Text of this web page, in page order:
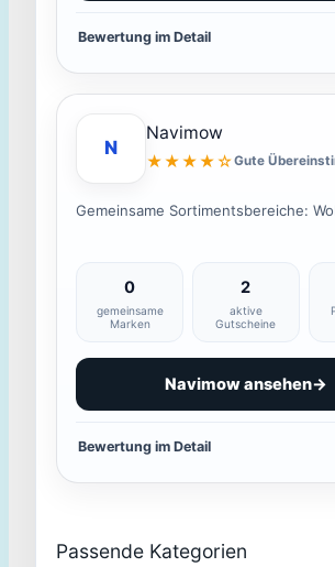
Bewertung im Detail
N
Navimow
★★★★☆Gute
Gemeinsame Sortimentsbereiche:
0
gemeinsame
Marken
2
aktive
Gutscheine
Navimow ansehen→
Bewertung im Detail
Passende Kategorien